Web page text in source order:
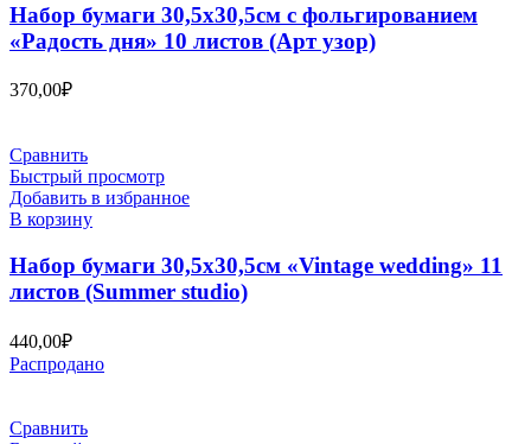
Набор бумаги 30,5х30,5см с фольгированием
«Радость дня» 10 листов (Арт узор)
370,00₽
Сравнить
Быстрый просмотр
Добавить в избранное
В корзину
Набор бумаги 30,5х30,5см «Vintage wedding» 11
листов (Summer studio)
440,00₽
Распродано
Сравнить